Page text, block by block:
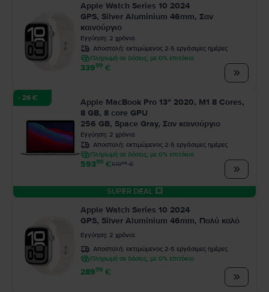
Apple Watch Series 10 2024
GPS, Silver Aluminium 46mm, Σαν
καινούργιο
Εγγύηση: 2 χρόνια
Αποστολή: εκτιμώμενος 2-5 εργάσιμες ημέρες
Πληρωμή σε δόσεις, με 0% επιτόκιο
33999 €
- 26 €
Apple MacBook Pro 13″ 2020, M1 8 Cores,
8 GB, 8 core GPU
256 GB, Space Gray, Σαν καινούργιο
Εγγύηση: 2 χρόνια
Αποστολή: εκτιμώμενος 2-5 εργάσιμες ημέρες
Πληρωμή σε δόσεις, με 0% επιτόκιο
59399 €61999€
SUPER DEAL 💥
Apple Watch Series 10 2024
GPS, Silver Aluminium 46mm, Πολύ καλό
Εγγύηση: 2 χρόνια
Αποστολή: εκτιμώμενος 2-5 εργάσιμες ημέρες
Πληρωμή σε δόσεις, με 0% επιτόκιο
28999 €